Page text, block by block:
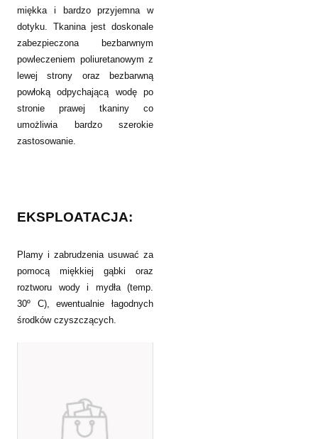
miękka i bardzo przyjemna w
dotyku. Tkanina jest doskonale
zabezpieczona bezbarwnym
powleczeniem poliuretanowym z
lewej strony oraz bezbarwną
powłoką odpychającą wodę po
stronie prawej tkaniny co
umożliwia bardzo szerokie
zastosowanie.
EKSPLOATACJA:
Plamy i zabrudzenia usuwać za
pomocą miękkiej gąbki oraz
roztworu wody i mydła (temp.
30º C), ewentualnie łagodnych
środków czyszczących.